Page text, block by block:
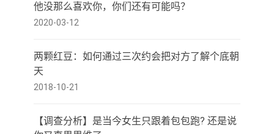
他没那么喜欢你，你们还有可能吗？
2020-03-12
两颗红豆：如何通过三次约会把对方了解个底朝
天
2018-10-21
【调查分析】是当今女生只跟着包包跑? 还是说